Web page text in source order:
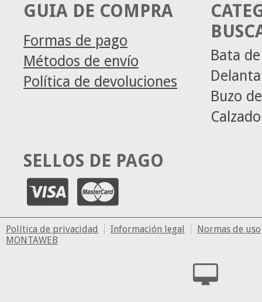
GUIA DE COMPRA
Formas de pago
Métodos de envío
Política de devoluciones
Bata
Buzo
SELLOS DE PAGO
Política de privacidad Información legal
Normas de uso
MONTAWEB